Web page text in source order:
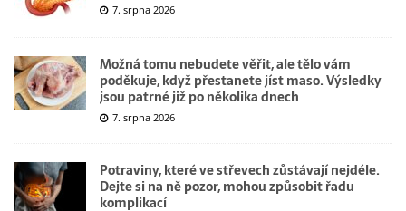
7. srpna 2026
Možná tomu nebudete věřit, ale tělo vám
poděkuje, když přestanete jíst maso. Výsledky
jsou patrné již po několika dnech
7. srpna 2026
Potraviny, které ve střevech zůstávají nejdéle.
Dejte si na ně pozor, mohou způsobit řadu
komplikací